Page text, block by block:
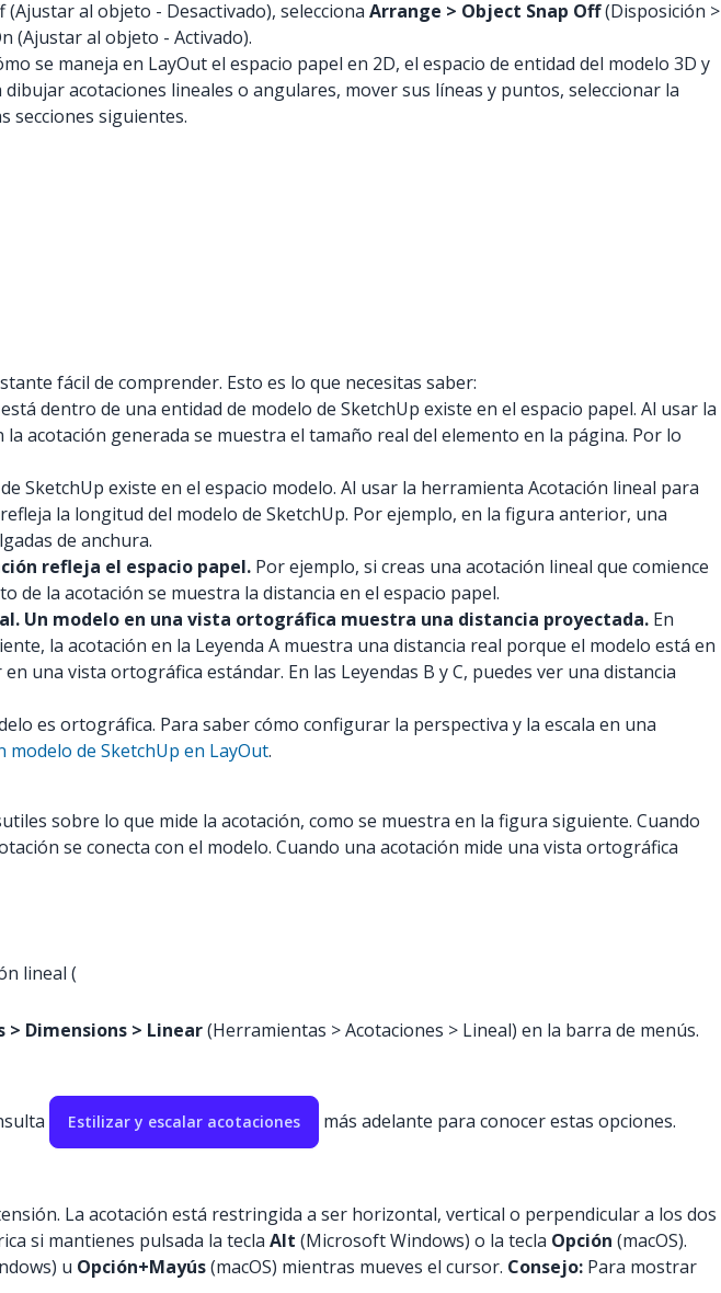
al objeto - Desactivado), selecciona Arrange > Object Snap Off(Disposición >
(Ajustar al objeto - Activado).
se maneja en LayOut el espacio papel en 2D, el espacio de entidad del modelo 3D y
acotaciones lineales o angulares, mover sus líneas y puntos, seleccionar la
secciones siguientes.
fácil de comprender. Esto es lo que necesitas saber:
dentro de una entidad de modelo de SketchUp existe en el espacio papel. Al usar la
acotación generada se muestra el tamaño real del elemento en la página. Por lo
SketchUp existe en el espacio modelo. Al usar la herramienta Acotación lineal para
la longitud del modelo de SketchUp. Por ejemplo, en la figura anterior, una
de anchura.
refleja el espacio papel. Por ejemplo, si creas una acotación lineal que comience
de la acotación se muestra la distancia en el espacio papel.
Un modelo en una vista ortográfica muestra una distancia proyectada. En
la acotación en la Leyenda A muestra una distancia real porque el modelo está en
una vista ortográfica estándar. En las Leyendas B y C, puedes ver una distancia
es ortográfica. Para saber cómo configurar la perspectiva y la escala en una
de SketchUp en LayOut.
sobre lo que mide la acotación, como se muestra en la figura siguiente. Cuando
se conecta con el modelo. Cuando una acotación mide una vista ortográfica
lineal (
> Dimensions > Linear(Herramientas > Acotaciones > Lineal) en la barra de menús.
Estilizar y escalar acotaciones
más adelante para conocer estas opciones.
La acotación está restringida a ser horizontal, vertical o perpendicular a los dos
si mantienes pulsada la tecla Alt (Microsoft Windows) o la tecla Opción (macOS).
u Opción+Mayús(macOS) mientras mueves el cursor. Consejo: Para mostrar